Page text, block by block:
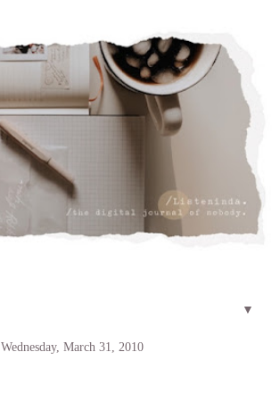
▼
Wednesday, March 31, 2010